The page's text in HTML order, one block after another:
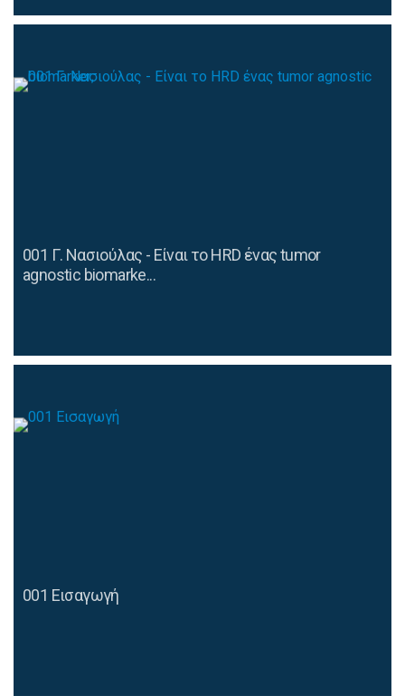
001 Γ. Νασιούλας - Είναι το HRD ένας tumor
agnostic biomarke...
001 Εισαγωγή